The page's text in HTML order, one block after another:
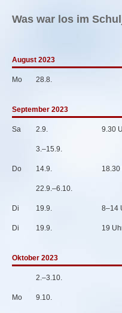
Was war los im
August 2023
Mo 28.8.
September 2023
Sa 2.9. 9.30
3.–15.9.
Do 14.9. 18.30
22.9.–6.10.
Di 19.9. 8–14
Di 19.9. 19
Oktober 2023
2.–3.10.
Mo 9.10.